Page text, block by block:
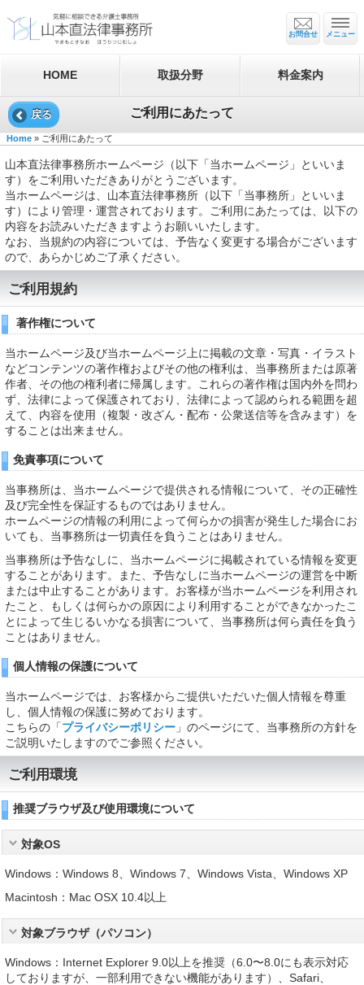
メニュー
お問合せ
HOME 取扱分野 料金案内
戻る ご利用にあたって
Home » ご利用にあたって
山本直法律事務所ホームページ（以下「当ホームページ」といいま
す）をご利用いただきありがとうございます。
当ホームページは、山本直法律事務所（以下「当事務所」といいま
す）により管理・運営されております。ご利用にあたっては、以下の
内容をお読みいただきますようお願いいたします。
なお、当規約の内容については、予告なく変更する場合がございます
ので、あらかじめご了承ください。
ご利用規約
著作権について
当ホームページ及び当ホームページ上に掲載の文章・写真・イラスト
などコンテンツの著作権およびその他の権利は、当事務所または原著
作者、その他の権利者に帰属します。これらの著作権は国内外を問わ
ず、法律によって保護されており、法律によって認められる範囲を超
えて、内容を使用（複製・改ざん・配布・公衆送信等を含みます）を
することは出来ません。
免責事項について
当事務所は、当ホームページで提供される情報について、その正確性
及び完全性を保証するものではありません。
ホームページの情報の利用によって何らかの損害が発生した場合にお
いても、当事務所は一切責任を負うことはありません。
当事務所は予告なしに、当ホームページに掲載されている情報を変更
することがあります。また、予告なしに当ホームページの運営を中断
または中止することがあります。お客様が当ホームページを利用され
たこと、もしくは何らかの原因により利用することができなかったこ
とによって生じるいかなる損害について、当事務所は何ら責任を負う
ことはありません。
個人情報の保護について
当ホームページでは、お客様からご提供いただいた個人情報を尊重
し、個人情報の保護に努めております。
こちらの「プライバシーポリシー 」のページにて、当事務所の方針を
ご説明いたしますのでご参照ください。
ご利用環境
推奨ブラウザ及び使用環境について
対象OS
Windows：Windows 8、Windows 7、Windows Vista、Windows XP
Macintosh：Mac OSX 10.4以上
対象ブラウザ（パソコン）
Windows：Internet Explorer 9.0以上を推奨（6.0〜8.0にも表示対応
しておりますが、一部利用できない機能があります）、Safari、